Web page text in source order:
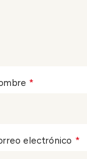
*
electrónico *